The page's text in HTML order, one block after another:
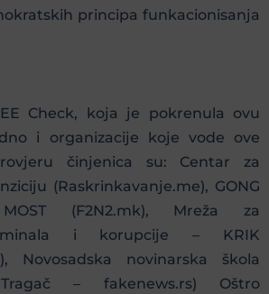
principa funkacionisanja
Check, koja je pokrenula ovu
i organizacije koje vode ove
činjenica su: Centar za
(Raskrinkavanje.me), GONG
MOST (F2N2.mk), Mreža za
i korupcije – KRIK
Novosadska novinarska škola
– fakenews.rs) Oštro